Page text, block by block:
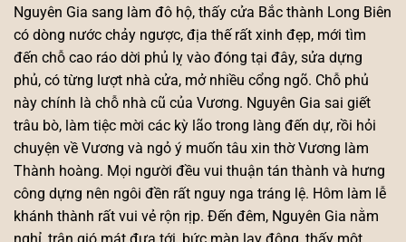
Nguyên Gia sang làm đô hộ, thấy cửa Bắc thành Long Biên
có dòng nước chảy ngược, địa thế rất xinh đẹp, mới tìm
đến chỗ cao ráo dời phủ lỵ vào đóng tại đây, sửa dựng
phủ, có từng lượt nhà cửa, mở nhiều cổng ngõ. Chỗ phủ
này chính là chỗ nhà cũ của Vương. Nguyên Gia sai giết
trâu bò, làm tiệc mời các kỳ lão trong làng đến dự, rồi hỏi
chuyện về Vương và ngỏ ý muốn tâu xin thờ Vương làm
Thành hoàng. Mọi người đều vui thuận tán thành và hưng
công dựng nên ngôi đền rất nguy nga tráng lệ. Hôm làm lễ
khánh thành rất vui vẻ rộn rịp. Đến đêm, Nguyên Gia nằm